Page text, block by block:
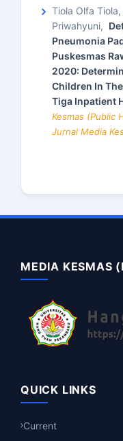
Tiola Olfa
Priwahyuni,
Pneumonia
Puskesmas
2020:
Children In
Tiga Inpatient
Kesmas (Public
Jurnal Media
MEDIA KESMAS
QUICK LINKS
Current